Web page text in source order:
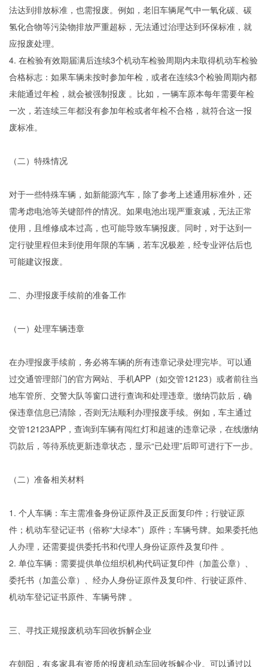
法达到排放标准，也需报废。例如，老旧车辆尾气中一氧化碳、碳
氢化合物等污染物排放严重超标，无法通过治理达到环保标准，就
应报废处理。
4. 在检验有效期届满后连续3个机动车检验周期内未取得机动车检验
合格标志：如果车辆未按时参加年检，或者在连续3个检验周期内都
未能通过年检，就会被强制报废 。比如，一辆车原本每年需要年检
一次，若连续三年都没有参加年检或者年检不合格，就符合这一报
废标准。
（二）特殊情况
对于一些特殊车辆，如新能源汽车，除了参考上述通用标准外，还
需考虑电池等关键部件的情况。如果电池出现严重衰减，无法正常
使用，且维修成本过高，也可能导致车辆报废。同时，对于达到一
定行驶里程但未到使用年限的车辆，若车况极差，经专业评估后也
可能建议报废。
二、办理报废手续前的准备工作
（一）处理车辆违章
在办理报废手续前，务必将车辆的所有违章记录处理完毕。可以通
过交通管理部门的官方网站、手机APP（如交管12123）或者前往当
地车管所、交警大队等窗口进行查询和处理违章。缴纳罚款后，确
保违章信息已清除，否则无法顺利办理报废手续。例如，车主通过
交管12123APP，查询到车辆有闯红灯和超速的违章记录，在线缴纳
罚款后，等待系统更新违章状态，显示“已处理”后即可进行下一步。
（二）准备相关材料
1. 个人车辆：车主需准备身份证原件及正反面复印件；行驶证原
件；机动车登记证书（俗称“大绿本”）原件；车辆号牌。如果委托他
人办理，还需要提供委托书和代理人身份证原件及复印件 。
2. 单位车辆：需要提供单位组织机构代码证复印件（加盖公章）、
委托书（加盖公章）、经办人身份证原件及复印件、行驶证原件、
机动车登记证书原件、车辆号牌 。
三、寻找正规报废机动车回收拆解企业
在朝阳，有多家具有资质的报废机动车回收拆解企业。可以通过以